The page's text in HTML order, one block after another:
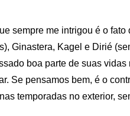
sempre me intrigou é o
Ginastera, Kagel e Dirié
boa parte de suas
Se pensamos bem, é o
temporadas no exterior,